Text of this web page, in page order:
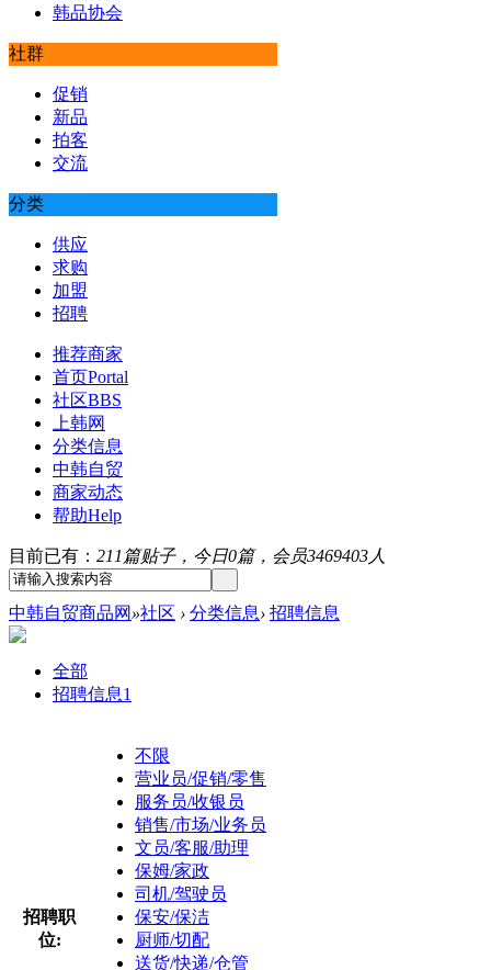
韩品协会
社群
促销
新品
拍客
交流
分类
供应
求购
加盟
招聘
推荐商家
首页Portal
社区BBS
上韩网
分类信息
中韩自贸
商家动态
帮助Help
目前已有： 211篇贴子，今日0篇，会员3469403人
中韩自贸商品网 »社区 › 分类信息› 招聘信息
全部
招聘信息1
招聘职
位:
不限
营业员/促销/零售
服务员/收银员
销售/市场/业务员
文员/客服/助理
保姆/家政
司机/驾驶员
保安/保洁
厨师/切配
送货/快递/仓管